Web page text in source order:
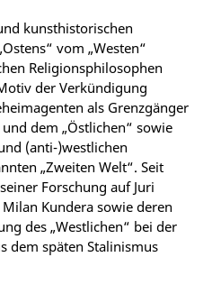
kunsthistorischen
vom „Westen“
Religionsphilosophen
der Verkündigung
als Grenzgänger
dem „Östlichen“ sowie
(anti-)westlichen
„Zweiten Welt“. Seit
Forschung auf Juri
Kundera sowie deren
des „Westlichen“ bei der
dem späten Stalinismus